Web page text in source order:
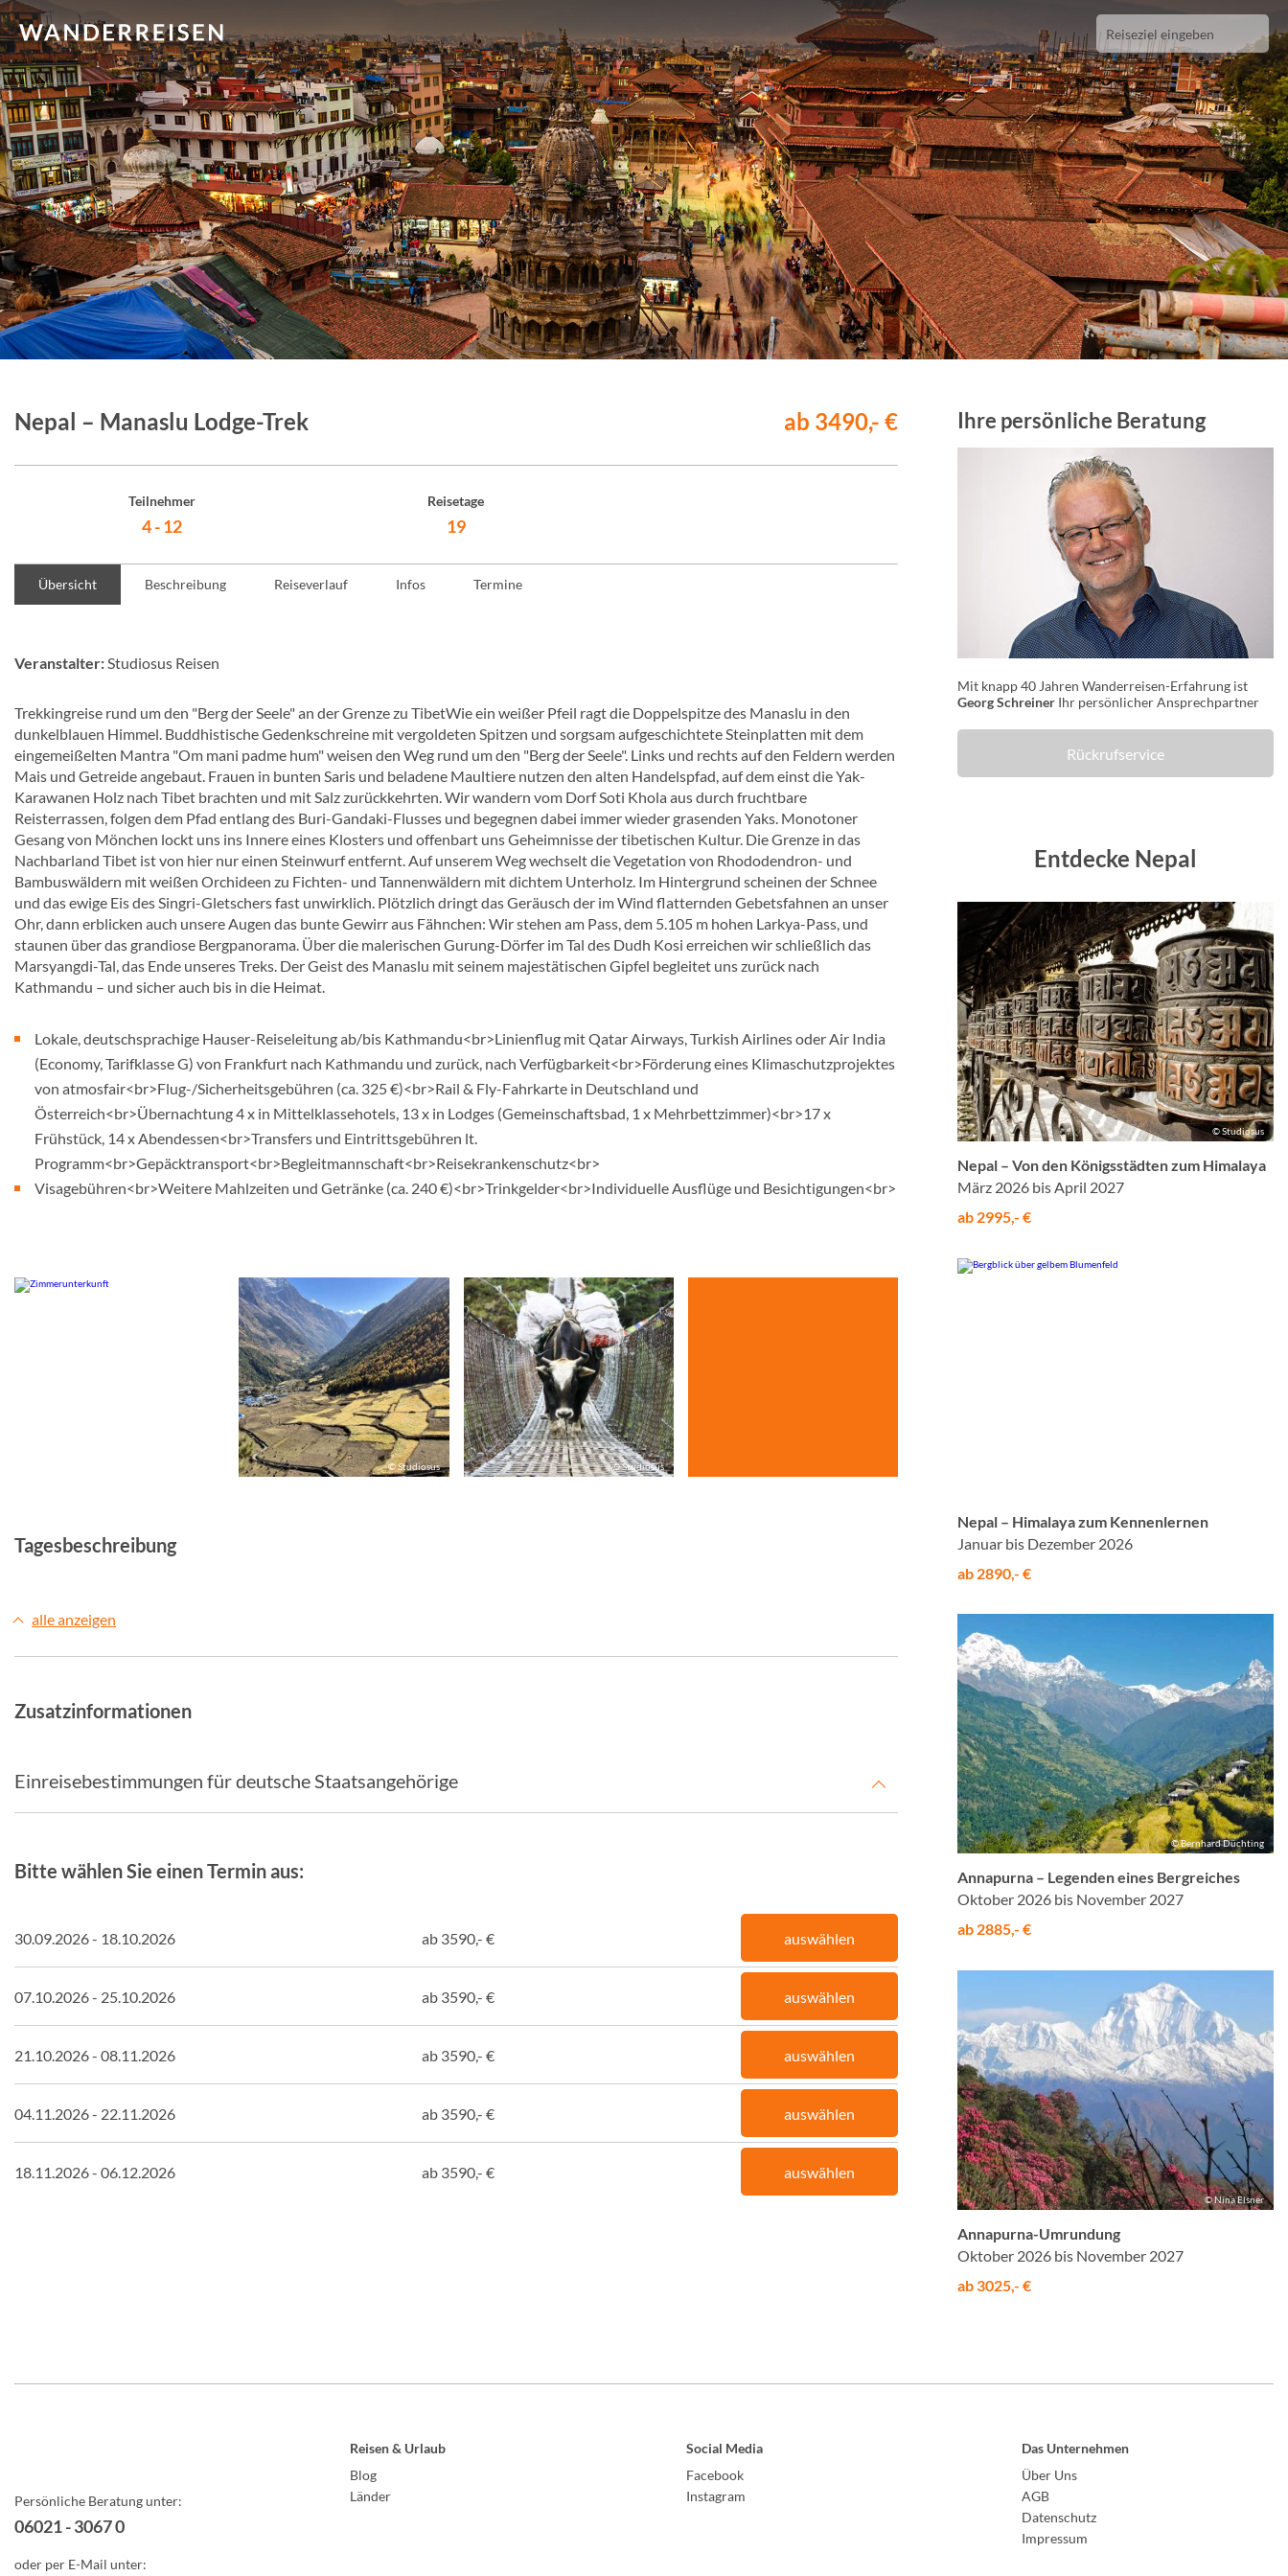
Nepal – Manaslu Lodge-Trek ab 3490,- €
Teilnehmer
4 - 12
Reisetage
19
Übersicht Beschreibung Reiseverlauf Infos Termine
Veranstalter:Studiosus Reisen
Trekkingreise rund um den "Berg der Seele" an der Grenze zu TibetWie ein weißer Pfeil ragt die Doppelspitze des Manaslu in den
dunkelblauen Himmel. Buddhistische Gedenkschreine mit vergoldeten Spitzen und sorgsam aufgeschichtete Steinplatten mit dem
eingemeißelten Mantra "Om mani padme hum" weisen den Weg rund um den "Berg der Seele". Links und rechts auf den Feldern werden
Mais und Getreide angebaut. Frauen in bunten Saris und beladene Maultiere nutzen den alten Handelspfad, auf dem einst die Yak-
Karawanen Holz nach Tibet brachten und mit Salz zurückkehrten. Wir wandern vom Dorf Soti Khola aus durch fruchtbare
Reisterrassen, folgen dem Pfad entlang des Buri-Gandaki-Flusses und begegnen dabei immer wieder grasenden Yaks. Monotoner
Gesang von Mönchen lockt uns ins Innere eines Klosters und offenbart uns Geheimnisse der tibetischen Kultur. Die Grenze in das
Nachbarland Tibet ist von hier nur einen Steinwurf entfernt. Auf unserem Weg wechselt die Vegetation von Rhododendron- und
Bambuswäldern mit weißen Orchideen zu Fichten- und Tannenwäldern mit dichtem Unterholz. Im Hintergrund scheinen der Schnee
und das ewige Eis des Singri-Gletschers fast unwirklich. Plötzlich dringt das Geräusch der im Wind flatternden Gebetsfahnen an unser
Ohr, dann erblicken auch unsere Augen das bunte Gewirr aus Fähnchen: Wir stehen am Pass, dem 5.105 m hohen Larkya-Pass, und
staunen über das grandiose Bergpanorama. Über die malerischen Gurung-Dörfer im Tal des Dudh Kosi erreichen wir schließlich das
Marsyangdi-Tal, das Ende unseres Treks. Der Geist des Manaslu mit seinem majestätischen Gipfel begleitet uns zurück nach
Kathmandu – und sicher auch bis in die Heimat.
Lokale, deutschsprachige Hauser-Reiseleitung ab/bis Kathmandu<br>Linienflug mit Qatar Airways, Turkish Airlines oder Air India
(Economy, Tarifklasse G) von Frankfurt nach Kathmandu und zurück, nach Verfügbarkeit<br>Förderung eines Klimaschutzprojektes
von atmosfair<br>Flug-/Sicherheitsgebühren (ca. 325 €)<br>Rail & Fly-Fahrkarte in Deutschland und
Österreich<br>Übernachtung 4 x in Mittelklassehotels, 13 x in Lodges (Gemeinschaftsbad, 1 x Mehrbettzimmer)<br>17 x
Frühstück, 14 x Abendessen<br>Transfers und Eintrittsgebühren lt.
Programm<br>Gepäcktransport<br>Begleitmannschaft<br>Reisekrankenschutz<br>
Visagebühren<br>Weitere Mahlzeiten und Getränke (ca. 240 €)<br>Trinkgelder<br>Individuelle Ausflüge und Besichtigungen<br>
© Studiosus © Studiosus
Tagesbeschreibung
alle anzeigen
Zusatzinformationen
Einreisebestimmungen für deutsche Staatsangehörige
Bitte wählen Sie einen Termin aus:
30.09.2026 - 18.10.2026 ab 3590,- € auswählen
07.10.2026 - 25.10.2026 ab 3590,- € auswählen
21.10.2026 - 08.11.2026 ab 3590,- € auswählen
04.11.2026 - 22.11.2026 ab 3590,- € auswählen
18.11.2026 - 06.12.2026 ab 3590,- € auswählen
Ihre persönliche Beratung
Mit knapp 40 Jahren Wanderreisen-Erfahrung ist
Georg Schreiner Ihr persönlicher Ansprechpartner
Rückrufservice
Entdecke Nepal
© Studiosus
Nepal – Von den Königsstädten zum Himalaya
März 2026 bis April 2027
ab 2995,- €
Nepal – Himalaya zum Kennenlernen
Januar bis Dezember 2026
ab 2890,- €
© Bernhard Düchting
Annapurna – Legenden eines Bergreiches
Oktober 2026 bis November 2027
ab 2885,- €
© Nina Elsner
Annapurna-Umrundung
Oktober 2026 bis November 2027
ab 3025,- €
Persönliche Beratung unter:
06021 - 3067 0
oder per E-Mail unter:
Reisen & Urlaub
Blog
Länder
Social Media
Facebook
Instagram
Das Unternehmen
Über Uns
AGB
Datenschutz
Impressum